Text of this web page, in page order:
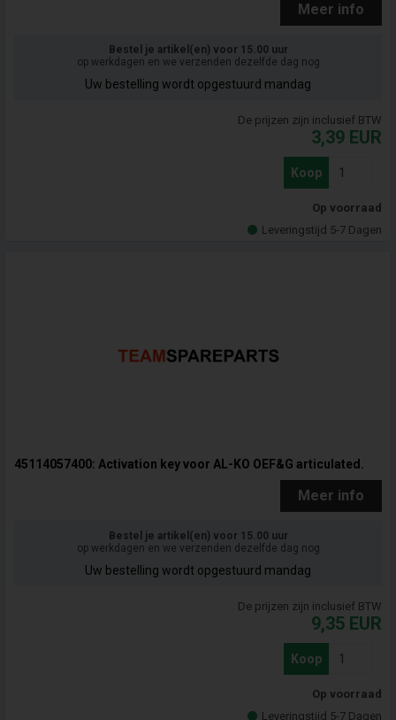
Meer info
Bestel je artikel(en) voor 15.00 uur
op werkdagen en we verzenden dezelfde dag nog
Uw bestelling wordt opgestuurd mandag
De prijzen zijn inclusief BTW
3,39 EUR
Koop
Op voorraad
Leveringstijd 5-7 Dagen
45114057400: Activation key voor AL-KO OEF&G articulated.
Meer info
Bestel je artikel(en) voor 15.00 uur
op werkdagen en we verzenden dezelfde dag nog
Uw bestelling wordt opgestuurd mandag
De prijzen zijn inclusief BTW
9,35 EUR
Koop
Op voorraad
Leveringstijd 5-7 Dagen